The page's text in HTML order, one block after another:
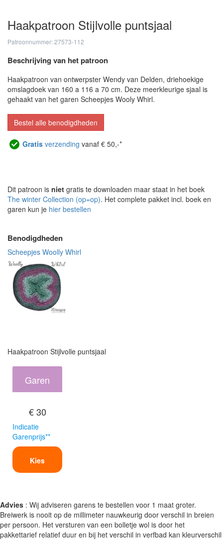
Haakpatroon Stijlvolle puntsjaal
Patroonnummer: 27573-112
Beschrijving van het patroon
Haakpatroon van ontwerpster Wendy van Delden, driehoekige
omslagdoek van 160 a 116 a 70 cm. Deze meerkleurige sjaal is
gehaakt van het garen Scheepjes Wooly Whirl.
Bestel alle benodigdheden
Gratis verzending vanaf € 50,-*
Dit patroon is niet gratis te downloaden maar staat in het boek
The winter Collection (op=op). Het complete pakket incl. boek en
garen kun je hier bestellen
Benodigdheden
Scheepjes Woolly Whirl
Haakpatroon Stijlvolle puntsjaal
Garen
€ 30
Indicatie
Garenprijs**
Kies
Advies : Wij adviseren garens te bestellen voor 1 maat groter.
Breiwerk is nooit op de millimeter nauwkeurig door verschil in breien
per persoon. Het versturen van een bolletje wol is door het
pakkettarief relatief duur en bij het verschil in verfbad kan kleurverschil